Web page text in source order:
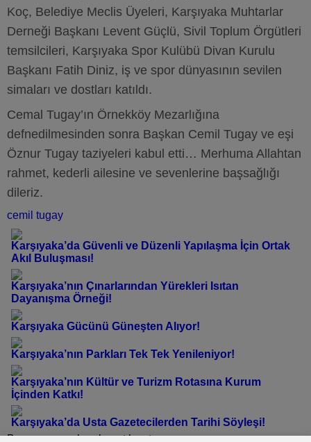
Koç, Belediye Meclis Üyeleri, Karşıyaka Muhtarlar
Derneği Başkanı Levent Güçlü, Sivil Toplum Örgütleri
temsilcileri, Karşıyaka Spor Kulübü Divan Kurulu
Başkanı Fatih Diniz, iş ve spor dünyasının sevilen
simaları ve dostları katıldı.
Cemal Tugay’ın Örnekköy Mezarlığına
defnedilmesinden sonra Başkan Cemil Tugay ve eşi
Öznur Tugay taziyeleri kabul etti… Merhuma Allahtan
rahmet, kederli ailesine ve sevenlerine başsağlığı
dileriz.
cemil tugay
Karşıyaka’da Güvenli ve Düzenli Yapılaşma İçin Ortak
Akıl Buluşması!
Karşıyaka’nın Çınarlarından Yürekleri Isıtan
Dayanışma Örneği!
Karşıyaka Gücünü Güneşten Alıyor!
Karşıyaka’nın Parkları Tek Tek Yenileniyor!
Karşıyaka’nın Kültür ve Turizm Rotasına Kurum
İçinden Katkı!
Karşıyaka’da Usta Gazetecilerden Tarihi Söyleşi!
Bu yazı yorumlara kapatılmıştır.